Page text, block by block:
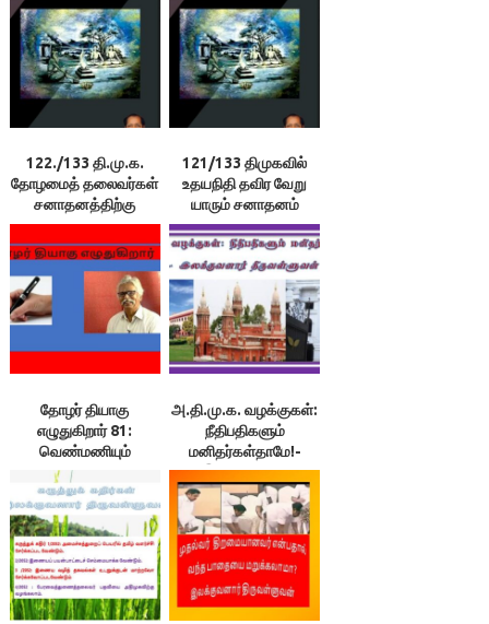
122./133 தி.மு.க.
தோழமைத் தலைவர்கள்
சனாதனத்திற்கு
எதிராகப் பேசி
வருகிறார்களே! ++ 123.
நிறைவான செய்தி
என்ன? – இலக்குவனார்
திருவள்ளுவன்
121/133 திமுகவில்
உதயநிதி தவிர வேறு
யாரும் சனாதனம்
குறித்துப் பேசவில்லை.
அப்படியானால்
திமுகவிலேயே இதற்கு
ஆதரவு இல்லைதானே!
தோழர் தியாகு
எழுதுகிறார் 81:
வெண்மணியும்
பெரியாரும் 2
அ.தி.மு.க. வழக்குகள்:
நீதிபதிகளும்
மனிதர்கள்தாமே!-
இலக்குவனார்
திருவள்ளுவன்